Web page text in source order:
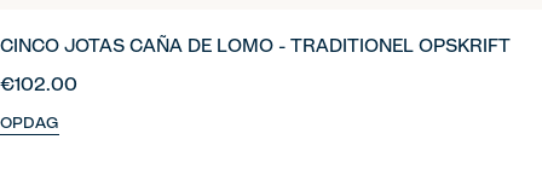
CINCO JOTAS CAÑA DE LOMO - TRADITIONEL OPSKRIFT
€102.00
OPDAG